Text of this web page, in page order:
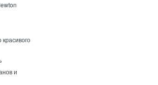
красивого
и